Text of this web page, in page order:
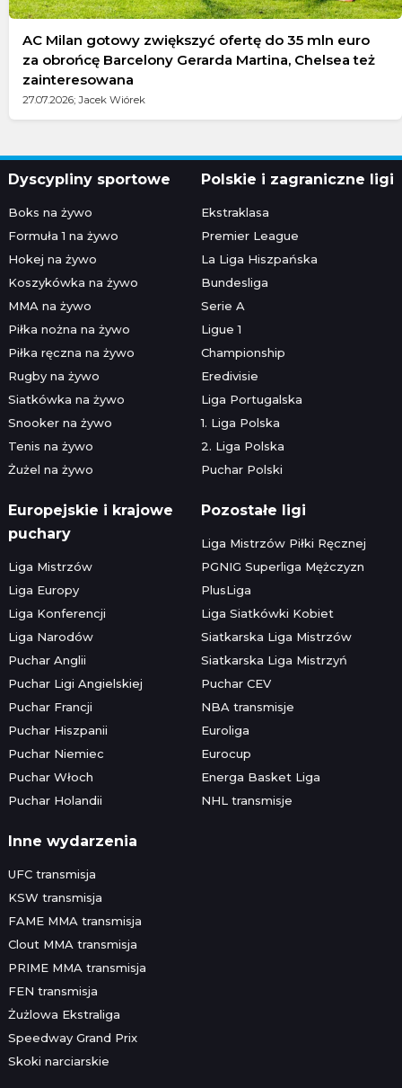
AC Milan gotowy zwiększyć ofertę do 35 mln euro
za obrońcę Barcelony Gerarda Martina, Chelsea też
zainteresowana
27.07.2026; Jacek Wiórek
Dyscypliny sportowe
Boks na żywo
Formuła 1 na żywo
Hokej na żywo
Koszykówka na żywo
MMA na żywo
Piłka nożna na żywo
Piłka ręczna na żywo
Rugby na żywo
Siatkówka na żywo
Snooker na żywo
Tenis na żywo
Żużel na żywo
Polskie i zagraniczne ligi
Ekstraklasa
Premier League
La Liga Hiszpańska
Bundesliga
Serie A
Ligue 1
Championship
Eredivisie
Liga Portugalska
1. Liga Polska
2. Liga Polska
Puchar Polski
Europejskie i krajowe
puchary
Liga Mistrzów
Liga Europy
Liga Konferencji
Liga Narodów
Puchar Anglii
Puchar Ligi Angielskiej
Puchar Francji
Puchar Hiszpanii
Puchar Niemiec
Puchar Włoch
Puchar Holandii
Pozostałe ligi
Liga Mistrzów Piłki Ręcznej
PGNIG Superliga Mężczyzn
PlusLiga
Liga Siatkówki Kobiet
Siatkarska Liga Mistrzów
Siatkarska Liga Mistrzyń
Puchar CEV
NBA transmisje
Euroliga
Eurocup
Energa Basket Liga
NHL transmisje
Inne wydarzenia
UFC transmisja
KSW transmisja
FAME MMA transmisja
Clout MMA transmisja
PRIME MMA transmisja
FEN transmisja
Żużlowa Ekstraliga
Speedway Grand Prix
Skoki narciarskie